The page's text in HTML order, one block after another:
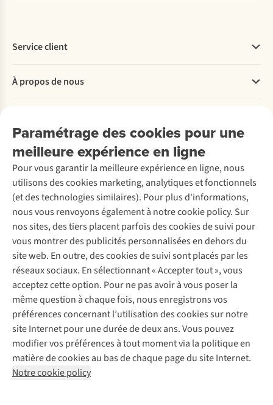
Paramétrage des cookies pour une
meilleure expérience en ligne
Pour vous garantir la meilleure expérience en ligne, nous
utilisons des cookies marketing, analytiques et fonctionnels
(et des technologies similaires). Pour plus d'informations,
nous vous renvoyons également à notre cookie policy. Sur
nos sites, des tiers placent parfois des cookies de suivi pour
vous montrer des publicités personnalisées en dehors du
site web. En outre, des cookies de suivi sont placés par les
réseaux sociaux. En sélectionnant « Accepter tout », vous
acceptez cette option. Pour ne pas avoir à vous poser la
même question à chaque fois, nous enregistrons vos
préférences concernant l’utilisation des cookies sur notre
site Internet pour une durée de deux ans. Vous pouvez
modifier vos préférences à tout moment via la politique en
matière de cookies au bas de chaque page du site Internet.
Notre cookie policy
Service client
Commander
Payer
Retourner
Rétractation d'une commande
Entretien & réparations
Garantie
Contactez-nous
À propos de nous
Entreprise responsable
À propos d’Ayacucho
Nos magasins
À propos d’A.S.Adventure
Déclaration d'accessibilité
Location / Location sports d’hiver
Seconde-main
Entretien de ski
Service de lavage
Entretien de chaussures
Réparation de chaussures
Réparation de vêtements
Retouches
Pour les entreprises
Découvrez
A.S.Magazine
Explore Camp
Expertise & conseils
Abonnez-vous à la newsletter
Suivez-nous
Mentions légales
Politique de confidentialité
Conditions générales
Cookie Policy